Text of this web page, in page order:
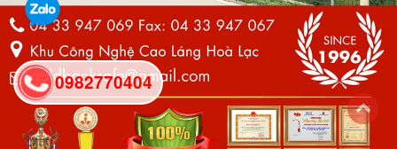
0982770404
back